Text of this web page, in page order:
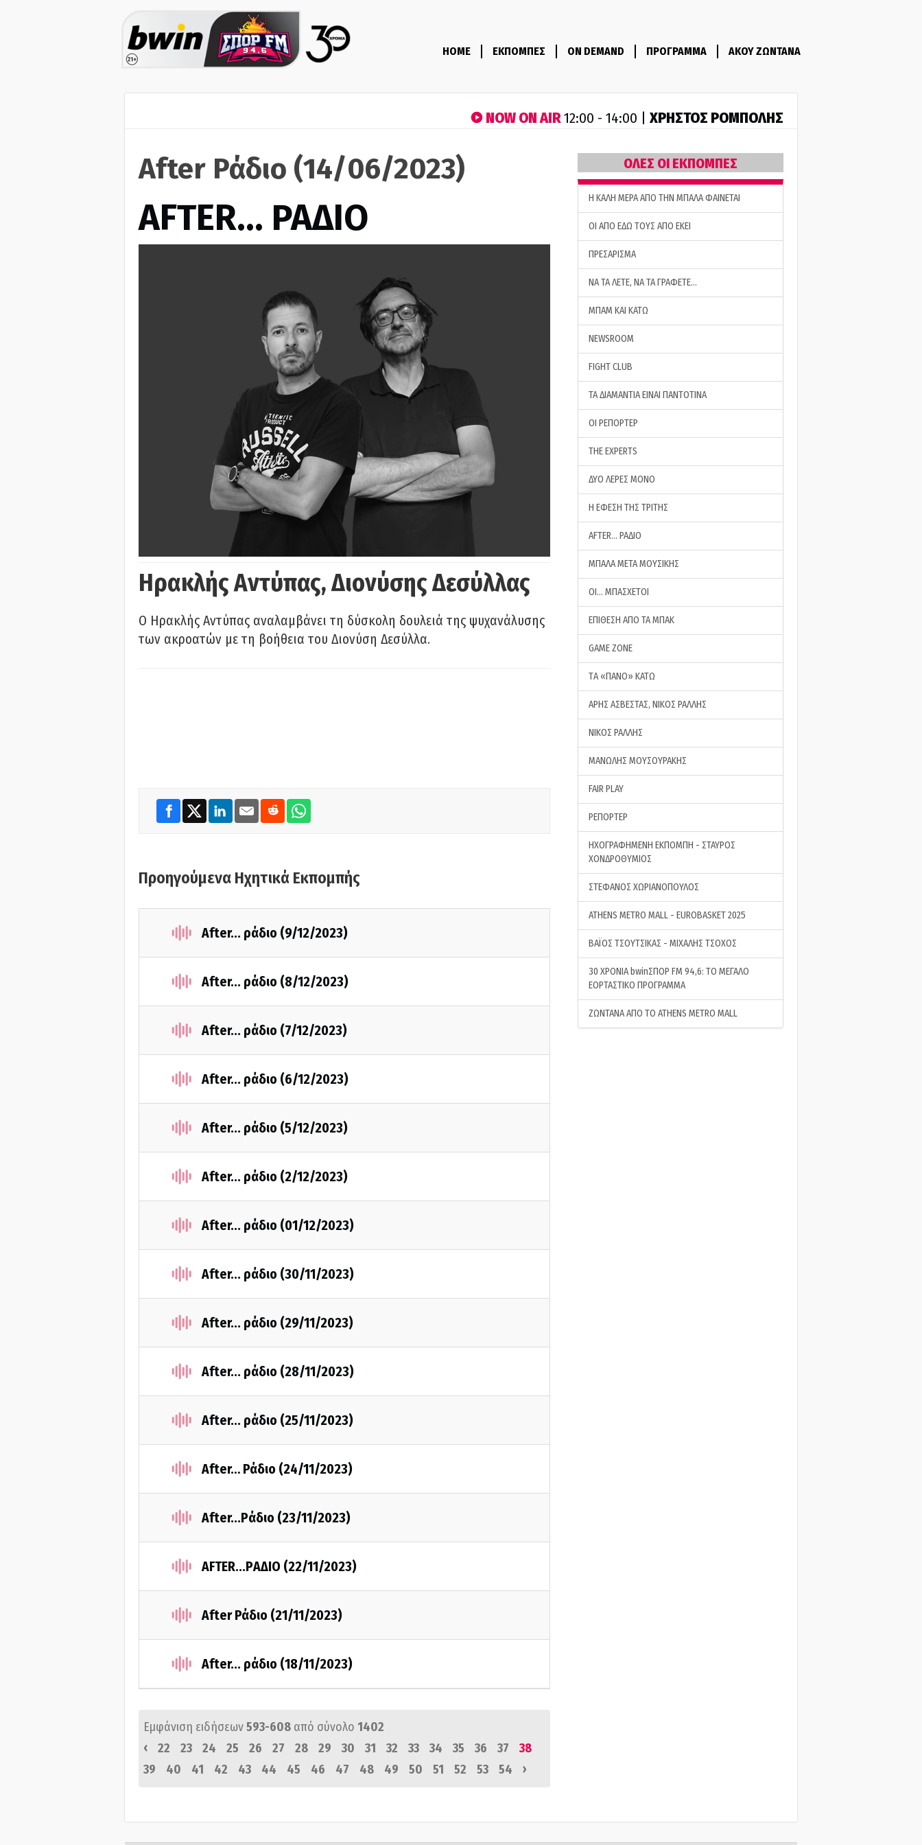
HOME ΕΚΠΟΜΠΕΣ ON DEMAND ΠΡΟΓΡΑΜΜΑ ΑΚΟΥ ΖΩΝΤΑΝΑ
NOW ON AIR12:00 - 14:00 | ΧΡΗΣΤΟΣ ΡΟΜΠΟΛΗΣ
After Ράδιο (14/06/2023)
AFTER… ΡΑΔΙΟ
Ηρακλής Αντύπας, Διονύσης Δεσύλλας
Ο Ηρακλής Αντύπας αναλαμβάνει τη δύσκολη δουλειά της ψυχανάλυσης
των ακροατών με τη βοήθεια του Διονύση Δεσύλλα.
Προηγούμενα Ηχητικά Εκπομπής
After... ράδιο (9/12/2023)
After... ράδιο (8/12/2023)
After... ράδιο (7/12/2023)
After... ράδιο (6/12/2023)
After... ράδιο (5/12/2023)
After... ράδιο (2/12/2023)
After... ράδιο (01/12/2023)
After... ράδιο (30/11/2023)
After... ράδιο (29/11/2023)
After... ράδιο (28/11/2023)
After... ράδιο (25/11/2023)
After… Ράδιο (24/11/2023)
After...Pάδιο (23/11/2023)
AFTER...PΑΔΙΟ (22/11/2023)
After Ράδιο (21/11/2023)
After... ράδιο (18/11/2023)
Εμφάνιση ειδήσεων593-608 από σύνολο 1402
‹
22 23 24 25 26 27 28 29 30 31 32 33 34 35 36 37
38
39
40 41 42 43 44 45 46 47 48 49 50 51 52 53 54 ›
ΟΛΕΣ ΟΙ ΕΚΠΟΜΠΕΣ
H ΚΑΛΗ ΜΕΡΑ ΑΠΟ ΤΗΝ ΜΠΑΛΑ ΦΑΙΝΕΤΑΙ
ΟΙ ΑΠΟ ΕΔΩ ΤΟΥΣ ΑΠΟ ΕΚΕΙ
ΠΡΕΣΑΡΙΣΜΑ
ΝΑ ΤΑ ΛΕΤΕ, ΝΑ ΤΑ ΓΡΑΦΕΤΕ…
ΜΠΑΜ ΚΑΙ ΚΑΤΩ
NEWSROOM
FIGHT CLUB
ΤΑ ΔΙΑΜΑΝΤΙΑ ΕΙΝΑΙ ΠΑΝΤΟΤΙΝΑ
ΟΙ ΡΕΠΟΡΤΕΡ
THE EXPERTS
ΔΥΟ ΛΕΡΕΣ ΜΟΝΟ
Η ΕΦΕΣΗ ΤΗΣ ΤΡΙΤΗΣ
AFTER… ΡΑΔΙΟ
ΜΠΑΛΑ ΜΕΤΑ ΜΟΥΣΙΚΗΣ
ΟΙ… ΜΠΑΣΧΕΤΟΙ
ΕΠΙΘΕΣΗ ΑΠΟ ΤΑ ΜΠΑΚ
GAME ZONE
ΤA «ΠΑΝΟ» ΚΑΤΩ
ΑΡΗΣ ΑΣΒΕΣΤΑΣ, ΝΙΚΟΣ ΡΑΛΛΗΣ
ΝΙΚΟΣ ΡΑΛΛΗΣ
ΜΑΝΩΛΗΣ ΜΟΥΣΟΥΡΑΚΗΣ
FAIR PLAY
ΡΕΠΟΡΤΕΡ
ΗΧΟΓΡΑΦΗΜΕΝΗ ΕΚΠΟΜΠΗ - ΣΤΑΥΡΟΣ
ΧΟΝΔΡΟΘΥΜΙΟΣ
ΣΤΕΦΑΝΟΣ ΧΩΡΙΑΝΟΠΟΥΛΟΣ
ATHENS METRO MALL - EUROBASKET 2025
ΒΑΪΟΣ ΤΣΟΥΤΣΙΚΑΣ - ΜΙΧΑΛΗΣ ΤΣΟΧΟΣ
30 ΧΡΟΝΙΑ bwinΣΠΟΡ FM 94,6: ΤΟ ΜΕΓΑΛΟ
ΕΟΡΤΑΣΤΙΚΟ ΠΡΟΓΡΑΜΜΑ
ΖΩΝΤΑΝΑ ΑΠΟ ΤΟ ATHENS METRO MALL